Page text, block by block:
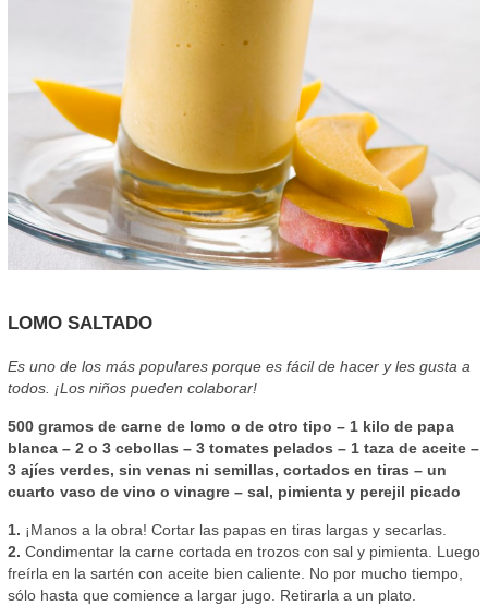
LOMO SALTADO
Es uno de los más populares porque es fácil de hacer y les gusta a
todos. ¡Los niños pueden colaborar!
500 gramos de carne de lomo o de otro tipo – 1 kilo de papa
blanca – 2 o 3 cebollas – 3 tomates pelados – 1 taza de aceite –
3 ajíes verdes, sin venas ni semillas, cortados en tiras – un
cuarto vaso de vino o vinagre – sal, pimienta y perejil picado
1. ¡Manos a la obra! Cortar las papas en tiras largas y secarlas.
2. Condimentar la carne cortada en trozos con sal y pimienta. Luego
freírla en la sartén con aceite bien caliente. No por mucho tiempo,
sólo hasta que comience a largar jugo. Retirarla a un plato.